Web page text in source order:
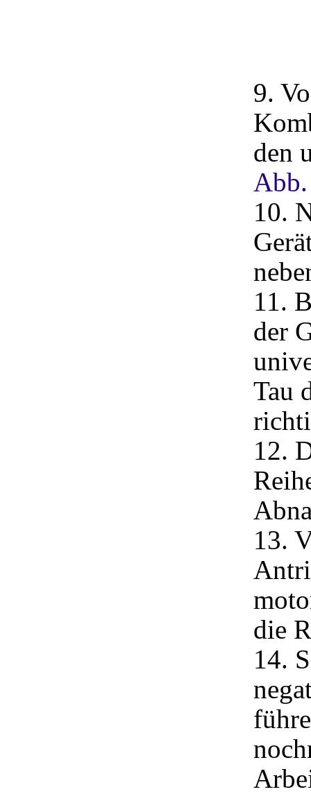
9.
den
10.
11.
der
Tau
12.
13.
die
14.